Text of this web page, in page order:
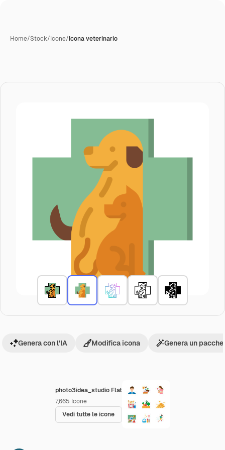
Home/Stock/Icone/Icona veterinario
photo3idea_studio Flat
7,665 Icone
Vedi tutte le icone
Genera con l'IA Modifica icona Genera un